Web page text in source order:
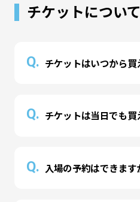
チケットについて
Q. チケットはいつから買
の予約購入が可能です
Q. チケットは当日でも買
ク受付カウンターにて
Q. 入場の予約はできます